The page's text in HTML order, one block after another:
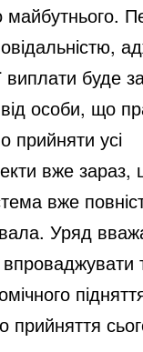
майбутнього.
виплати буде
особи, що
прийняти усі
вже зараз,
вже
Уряд
впроваджувати
прийняття